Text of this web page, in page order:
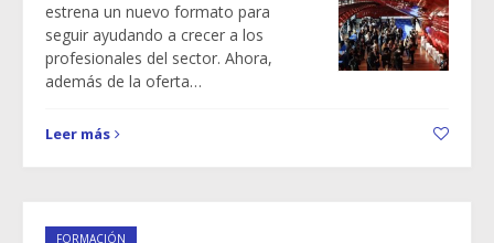
estrena un nuevo formato para
seguir ayudando a crecer a los
profesionales del sector. Ahora,
además de la oferta…
Leer más
FORMACIÓN